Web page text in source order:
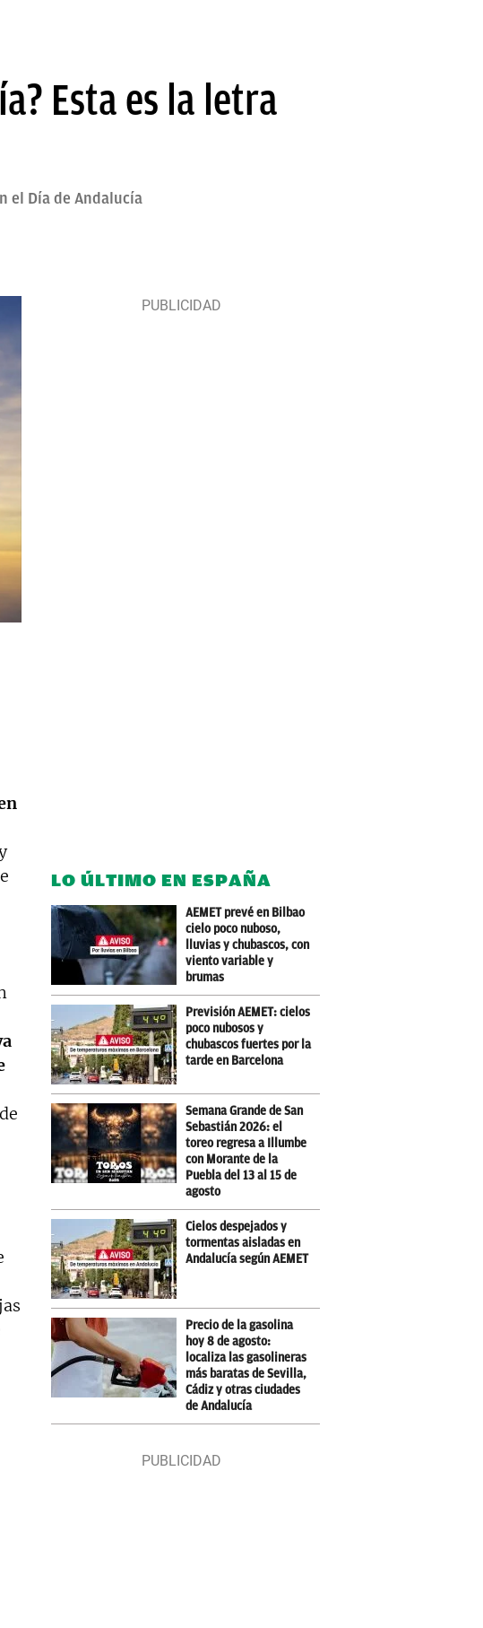
Esta es la letra
el Día de Andalucía
LO ÚLTIMO EN ESPAÑA
AEMET prevé en Bilbao
cielo poco nuboso,
lluvias y chubascos, con
viento variable y
brumas
Previsión AEMET: cielos
poco nubosos y
chubascos fuertes por la
tarde en Barcelona
Semana Grande de San
Sebastián 2026: el
toreo regresa a Illumbe
con Morante de la
Puebla del 13 al 15 de
agosto
Cielos despejados y
tormentas aisladas en
Andalucía según AEMET
Precio de la gasolina
hoy 8 de agosto:
localiza las gasolineras
más baratas de Sevilla,
Cádiz y otras ciudades
de Andalucía